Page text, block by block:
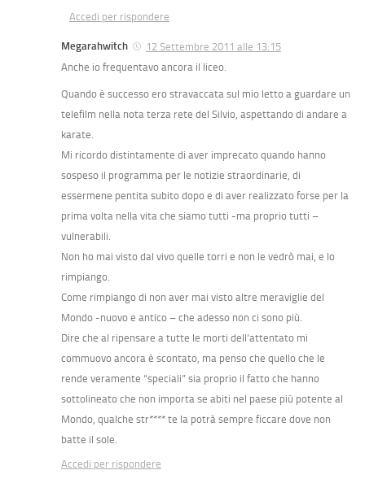
Accedi per rispondere
Megarahwitch
12 Settembre 2011 alle 13:15
Anche io frequentavo ancora il liceo.
Quando è successo ero stravaccata sul mio letto a guardare un
telefilm nella nota terza rete del Silvio, aspettando di andare a
karate.
Mi ricordo distintamente di aver imprecato quando hanno
sospeso il programma per le notizie straordinarie, di
essermene pentita subito dopo e di aver realizzato forse per la
prima volta nella vita che siamo tutti -ma proprio tutti –
vulnerabili.
Non ho mai visto dal vivo quelle torri e non le vedrò mai, e lo
rimpiango.
Come rimpiango di non aver mai visto altre meraviglie del
Mondo -nuovo e antico – che adesso non ci sono più.
Dire che al ripensare a tutte le morti dell’attentato mi
commuovo ancora è scontato, ma penso che quello che le
rende veramente “speciali” sia proprio il fatto che hanno
sottolineato che non importa se abiti nel paese più potente al
Mondo, qualche str**** te la potrà sempre ficcare dove non
batte il sole.
Accedi per rispondere